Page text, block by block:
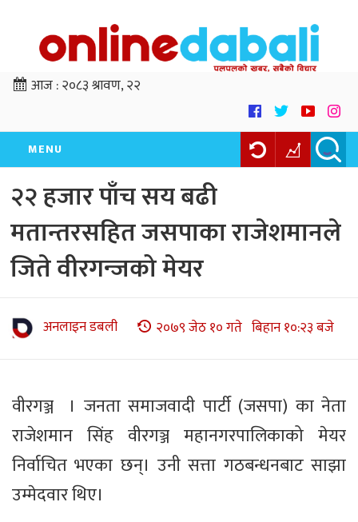
आज :२०८३ श्रावण, २२
MENU
२२ हजार पाँच सय बढी
मतान्तरसहित जसपाका राजेशमानले
जिते वीरगन्जको मेयर
अनलाइन डबली २०७९ जेठ १० गते बिहान १०:२३ बजे
वीरगञ्ज । जनता समाजवादी पार्टी (जसपा) का नेता
राजेशमान सिंह वीरगञ्ज महानगरपालिकाको मेयर
निर्वाचित भएका छन्। उनी सत्ता गठबन्धनबाट साझा
उम्मेदवार थिए।